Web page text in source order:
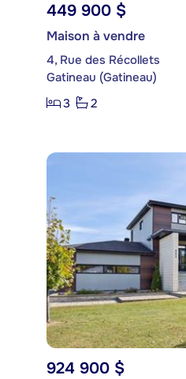
449 900 $
Maison à vendre
4, Rue des Récollets
Gatineau (Gatineau)
3
2
924 900 $